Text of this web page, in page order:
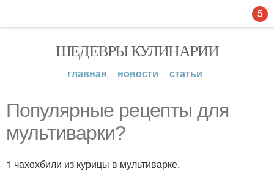
ШЕДЕВРЫ КУЛИНАРИИ
главная новости статьи
Популярные рецепты для
мультиварки?
1 чахохбили из курицы в мультиварке.
5